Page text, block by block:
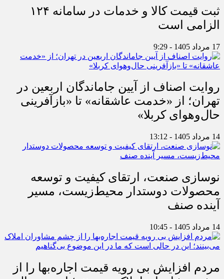
ثبت قیمت کالا و خدمات در سامانه ۱۲۴
الزامی است
17 مرداد 1405 - 9:29
روایت اصناف از آیین جاماندگان اربعین در
تهران؛ از «خدمت عاشقانه» تا «بازآفرینی
حال‌وهوای کربلا»
14 مرداد 1405 - 13:12
نوسازی صنعت، ارتقای کیفیت و توسعه
محصولات دوستدار محیط‌زیست، مسیر
آینده صنف
14 مرداد 1405 - 10:45
مردم افزایش بی رویه قیمت اجاره‌بها را از